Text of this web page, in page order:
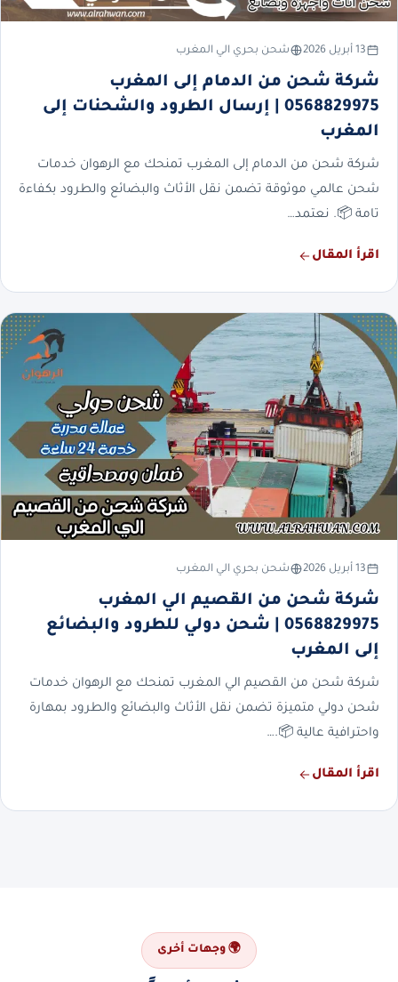
13 أبريل 2026 شحن بحري الي المغرب
شركة شحن من الدمام إلى المغرب
0568829975 | إرسال الطرود والشحنات إلى
المغرب
شركة شحن من الدمام إلى المغرب تمنحك مع الرهوان خدمات
شحن عالمي موثوقة تضمن نقل الأثاث والبضائع والطرود بكفاءة
تامة 📦. نعتمد…
اقرأ المقال
13 أبريل 2026 شحن بحري الي المغرب
شركة شحن من القصيم الي المغرب
0568829975 | شحن دولي للطرود والبضائع
إلى المغرب
شركة شحن من القصيم الي المغرب تمنحك مع الرهوان خدمات
شحن دولي متميزة تضمن نقل الأثاث والبضائع والطرود بمهارة
واحترافية عالية 📦.…
اقرأ المقال
🌍 وجهات أخرى